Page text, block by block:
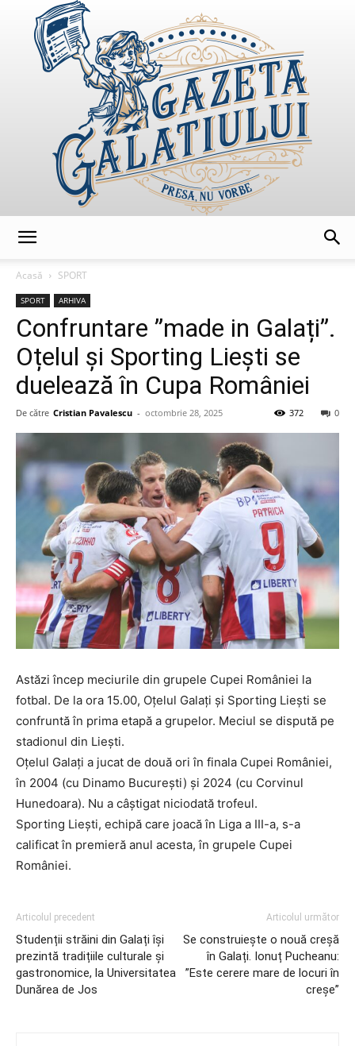
Acasă
SPORT
SPORT ARHIVA
Confruntare ”made in Galați”.
Oțelul și Sporting Liești se
duelează în Cupa României
De către Cristian Pavalescu - octombrie 28, 2025 0
372
Astăzi încep meciurile din grupele Cupei României la
fotbal. De la ora 15.00, Oțelul Galați și Sporting Liești se
confruntă în prima etapă a grupelor. Meciul se dispută pe
stadionul din Liești.
Oțelul Galați a jucat de două ori în finala Cupei României,
în 2004 (cu Dinamo București) și 2024 (cu Corvinul
Hunedoara). Nu a câștigat niciodată trofeul.
Sporting Liești, echipă care joacă în Liga a III-a, s-a
calificat în premieră anul acesta, în grupele Cupei
României.
Articolul precedent
Studenții străini din Galați își
prezintă tradițiile culturale și
gastronomice, la Universitatea
Dunărea de Jos
Articolul următor
Se construiește o nouă creșă
în Galați. Ionuț Pucheanu:
”Este cerere mare de locuri în
creșe”